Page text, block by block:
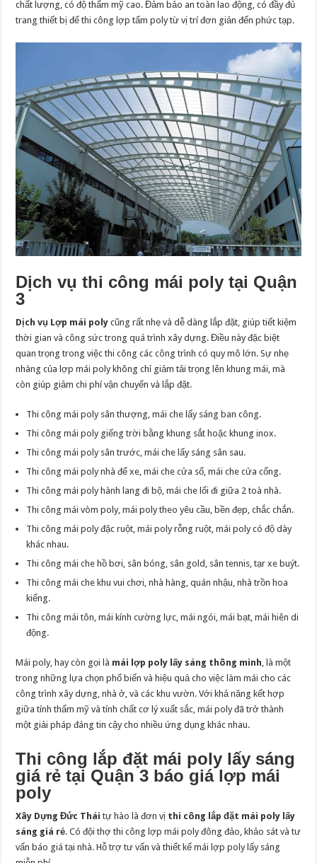
chất lượng, có độ thẩm mỹ cao. Đảm bảo an toàn lao động, có đầy đủ
trang thiết bị để thi công lợp tấm poly từ vị trí đơn giản đến phức tạp.
Dịch vụ thi công mái poly tại Quận
3
Dịch vụ Lợp mái poly cũng rất nhẹ và dễ dàng lắp đặt, giúp tiết kiệm
thời gian và công sức trong quá trình xây dựng. Điều này đặc biệt
quan trọng trong việc thi công các công trình có quy mô lớn. Sự nhẹ
nhàng của lợp mái poly không chỉ giảm tải trọng lên khung mái, mà
còn giúp giảm chi phí vận chuyển và lắp đặt.
Thi công mái poly sân thượng, mái che lấy sáng ban công.
Thi công mái poly giếng trời bằng khung sắt hoặc khung inox.
Thi công mái poly sân trước, mái che lấy sáng sân sau.
Thi công mái poly nhà để xe, mái che cửa sổ, mái che cửa cổng.
Thi công mái poly hành lang đi bộ, mái che lối đi giữa 2 toà nhà.
Thi công mái vòm poly, mái poly theo yêu cầu, bền đẹp, chắc chắn.
Thi công mái poly đặc ruột, mái poly rỗng ruột, mái poly có độ dày
khác nhau.
Thi công mái che hồ bơi, sân bóng, sân gold, sân tennis, tạr xe buýt.
Thi công mái che khu vui chơi, nhà hàng, quán nhậu, nhà trồn hoa
kiểng.
Thi công mái tôn, mái kính cường lực, mái ngói, mái bạt, mái hiên di
động.
Mái poly, hay còn gọi là mái lợp poly lấy sáng thông minh, là một
trong những lựa chọn phổ biến và hiệu quả cho việc làm mái cho các
công trình xây dựng, nhà ở, và các khu vườn. Với khả năng kết hợp
giữa tính thẩm mỹ và tính chất cơ lý xuất sắc, mái poly đã trở thành
một giải pháp đáng tin cậy cho nhiều ứng dụng khác nhau.
Thi công lắp đặt mái poly lấy sáng
giá rẻ tại Quận 3 báo giá lợp mái
poly
Xây Dựng Đức Thái tự hào là đơn vị thi công lắp đặt mái poly lấy
sáng giá rẻ. Có đội thợ thi công lợp mái poly đông đảo, khảo sát và tư
vấn báo giá tại nhà. Hỗ trợ tư vấn và thiết kế mái lợp poly lấy sáng